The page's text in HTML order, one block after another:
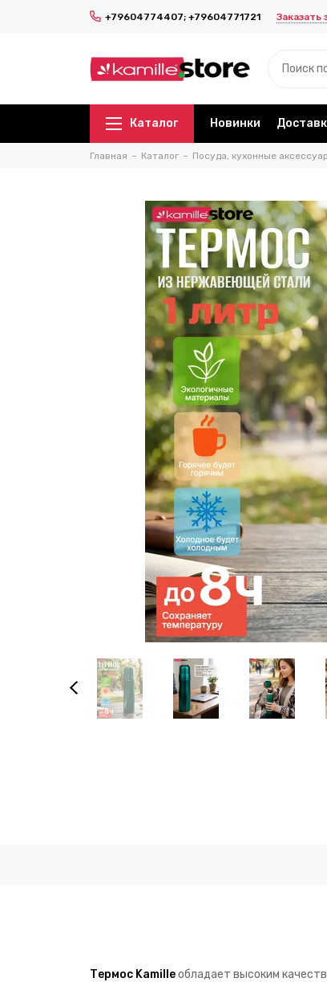
+79604774407; +79604771721 Заказать
Каталог Новинки
Главная Каталог Посуда, кухонные
Термос Kamilleобладает высоким